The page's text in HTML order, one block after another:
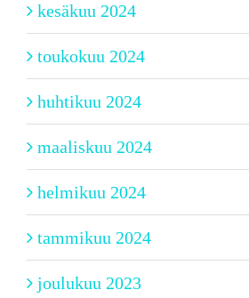
kesäkuu 2024
toukokuu 2024
huhtikuu 2024
maaliskuu 2024
helmikuu 2024
tammikuu 2024
joulukuu 2023